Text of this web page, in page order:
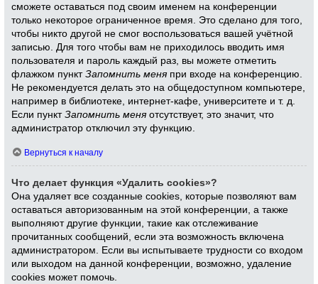
сможете оставаться под своим именем на конференции
только некоторое ограниченное время. Это сделано для того,
чтобы никто другой не смог воспользоваться вашей учётной
записью. Для того чтобы вам не приходилось вводить имя
пользователя и пароль каждый раз, вы можете отметить
флажком пунктЗапомнить меня при входе на конференцию.
Не рекомендуется делать это на общедоступном компьютере,
например в библиотеке, интернет-кафе, университете и т. д.
Если пунктЗапомнить меня отсутствует, это значит, что
администратор отключил эту функцию.
Вернуться к началу
Что делает функция «Удалить cookies»?
Она удаляет все созданные cookies, которые позволяют вам
оставаться авторизованным на этой конференции, а также
выполняют другие функции, такие как отслеживание
прочитанных сообщений, если эта возможность включена
администратором. Если вы испытываете трудности со входом
или выходом на данной конференции, возможно, удаление
cookies может помочь.